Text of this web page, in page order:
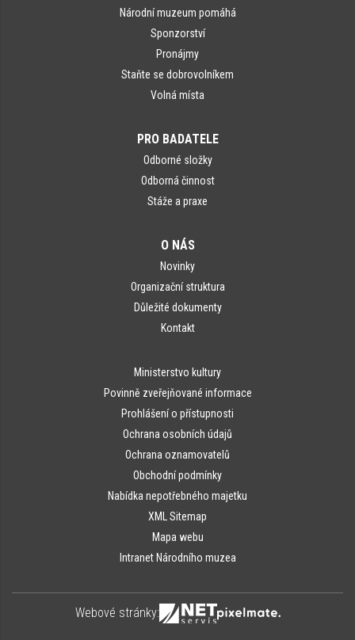
Národní muzeum pomáhá
Sponzorství
Pronájmy
Staňte se dobrovolníkem
Volná místa
PRO BADATELE
Odborné složky
Odborná činnost
Stáže a praxe
O NÁS
Novinky
Organizační struktura
Důležité dokumenty
Kontakt
Ministerstvo kultury
Povinně zveřejňované informace
Prohlášení o přístupnosti
Ochrana osobních údajů
Ochrana oznamovatelů
Obchodní podmínky
Nabídka nepotřebného majetku
XML Sitemap
Mapa webu
Intranet Národního muzea
Webové stránky: